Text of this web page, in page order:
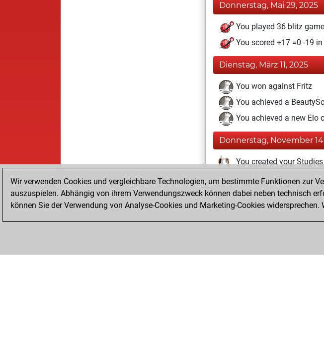
Donnerstag, Mai 29, 2025
You played 36 blitz
You scored +17 =0 -19
Dienstag, März 11, 2025
You won against Fritz
You achieved a
You achieved a new Elo
Donnerstag, November
You created your
Samstag, Oktober 26,
You created your Fritz
Wir verwenden Cookies und vergleichbare Technologien, um bestimmte Funktionen zur
auszuspielen. Abhängig von ihrem Verwendungszweck können dabei neben technisch
können Sie der Verwendung von Analyse-Cookies und Marketing-Cookies